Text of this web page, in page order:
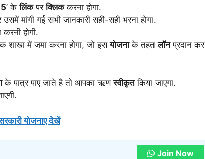
’ केलिंकपरक्लिककरना होगा.
मांगी गई सभी जानकारी सही-सही भरना होगा.
होगी.
शाखा में जमा करना होगा, जो इसयोजनाके तहतलॉनप्रदान कर
के पात्र पाए जाते है तो आपका ऋणस्वीकृतकिया जाएगा.
योजनाए देखें
Join Now